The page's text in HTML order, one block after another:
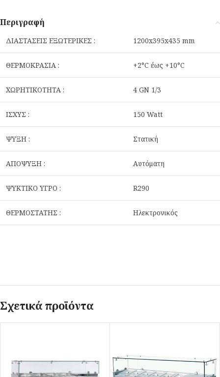
Περιγραφή
ΔΙΑΣΤΑΣΕΙΣ ΕΞΩΤΕΡΙΚΕΣ : 1200x395x435 mm
ΘΕΡΜΟΚΡΑΣΙΑ : +2°C έως +10°C
ΧΩΡΗΤΙΚΟΤΗΤΑ : 4 GN 1/3
ΙΣΧΥΣ : 150 Watt
ΨΥΞΗ : Στατική
ΑΠΟΨΥΞΗ : Αυτόματη
ΨΥΚΤΙΚΟ ΥΓΡΟ : R290
ΘΕΡΜΟΣΤΑΤΗΣ : Ηλεκτρονικός
Σχετικά προϊόντα